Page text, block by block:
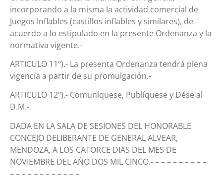
incorporando a la misma la actividad comercial de
Juegos Inflables (castillos inflables y similares), de
acuerdo a lo estipulado en la presente Ordenanza y la
normativa vigente.-
ARTICULO 11º).- La presenta Ordenanza tendrá plena
vigencia a partir de su promulgación.-
ARTICULO 12º).- Comuníquese, Publíquese y Dése al
D.M.-
DADA EN LA SALA DE SESIONES DEL HONORABLE
CONCEJO DELIBERANTE DE GENERAL ALVEAR,
MENDOZA, A LOS CATORCE DIAS DEL MES DE
NOVIEMBRE DEL AÑO DOS MIL CINCO.- – – – – – – – – –
– – – – – – – – – – – –